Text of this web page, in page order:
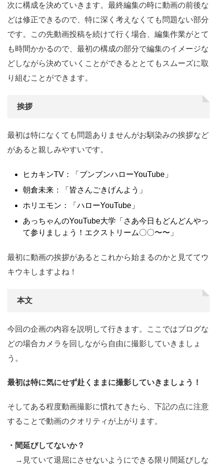
次に構成を決めていきます。最終編集の時に動画の前後な
どは修正できるので、特に深く考えなくても問題ない部分
です。この先動画投稿を続けて行く場合、編集作業がとて
も時間かかるので、最初の構成の部分で編集のイメージな
どしながら決めていくことができるととてもスムーズに取
り組むことができます。
挨拶
最初は特になくても問題ありませんがお馴染みの挨拶など
があると親しみやすいです。
ヒカキンTV：「ブンブンハローYouTube」
朝倉未来：「皆さんごきげんよう」
ホリエモン：「ハローYouTube」
あっちゃんのYouTube大学「さあ今日もどんどんやっ
て参りましょう！エクストリーム〇〇〜〜」
最初に動画の挨拶があるとこれから始まるのかと見ててウ
キウキしますよね！
本文
今回の企画の内容を説明して行きます。ここではブログな
どの場合カメラを回しながら自由に撮影していきましょ
う。
最初は特に気にせず赴くままに撮影していきましょう！
そしてある程度動画撮影に慣れてきたら、下記の点に注意
することで動画のクオリティが上がります。
・間延びしてないか？
→見ていて退屈にさせないようにできる限り間延びしな